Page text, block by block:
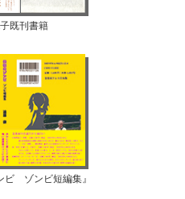
既刊書籍
ビ ゾンビ短編集』